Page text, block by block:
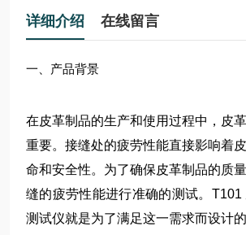
详细介绍 在线留言
一、产品背景
在皮革制品的生产和使用过程中，皮
重要。接缝处的疲劳性能直接影响着
命和安全性。为了确保皮革制品的质
缝的疲劳性能进行准确的测试。T101
测试仪就是为了满足这一需求而设计